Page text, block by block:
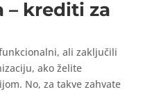
– krediti za
ali zaključili
ako želite
No, za takve zahvate